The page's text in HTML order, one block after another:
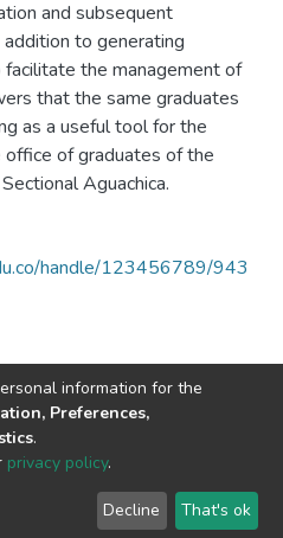
and subsequent
to generating
the management of
that the same graduates
as a useful tool for the
of graduates of the
Aguachica.
handle/123456789/943
© 2002-2026
End User
Agreement
Send
Feedback
information for the
Preferences,
.
privacy policy.
Decline That's ok